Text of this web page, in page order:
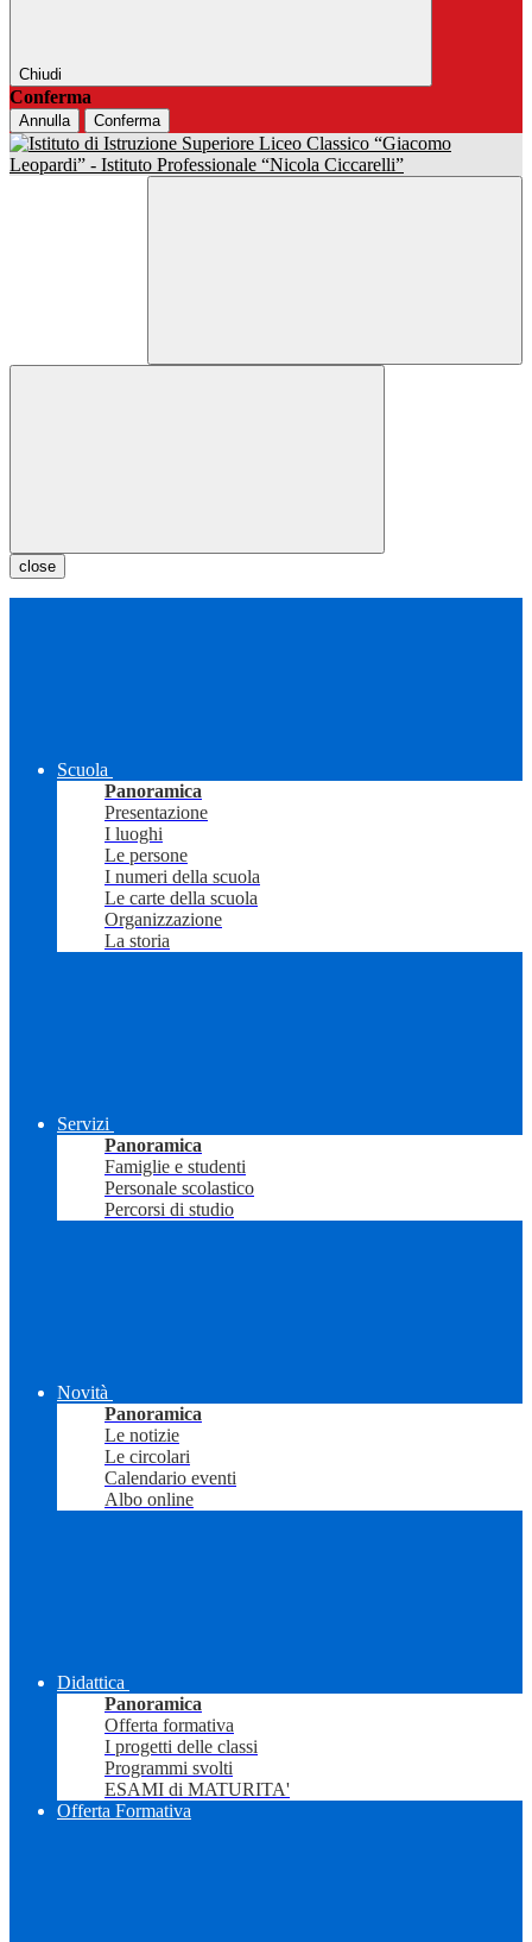
Chiudi
Conferma
Annulla Conferma
close
Scuola
Panoramica
Presentazione
I luoghi
Le persone
I numeri della scuola
Le carte della scuola
Organizzazione
La storia
Servizi
Panoramica
Famiglie e studenti
Personale scolastico
Percorsi di studio
Novità
Panoramica
Le notizie
Le circolari
Calendario eventi
Albo online
Didattica
Panoramica
Offerta formativa
I progetti delle classi
Programmi svolti
ESAMI di MATURITA'
Offerta Formativa